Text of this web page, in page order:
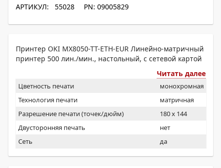
АРТИКУЛ: 55028 PN: 09005829
Принтер OKI MX8050-TT-ETH-EUR Линейно-матричный
принтер 500 лин./мин., настольный, с сетевой картой
Читать далее
Цветность печати
монохромная
Технология печати
матричная
Разрешение печати (точек/дюйм)
180 x 144
Двусторонняя печать
нет
Сеть
да